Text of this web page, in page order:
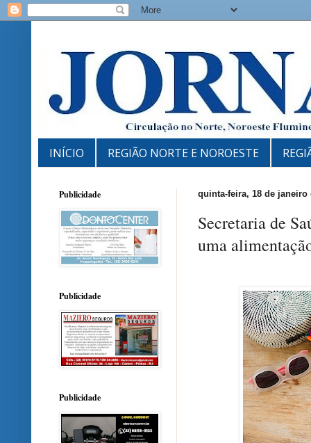
INÍCIO REGIÃO NORTE E NOROESTE
quinta-feira, 18 de janeiro
Secretaria de
uma
Publicidade
Publicidade
Publicidade